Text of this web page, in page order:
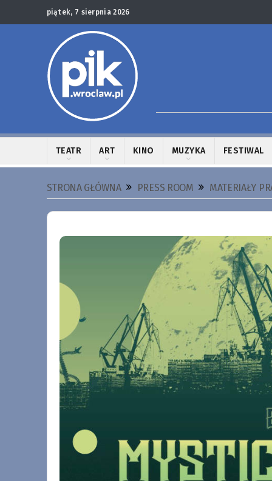
piątek, 7 sierpnia 2026
TEATR ART KINO MUZYKA FESTIWAL
STRONA GŁÓWNA PRESS ROOM MATERIAŁY